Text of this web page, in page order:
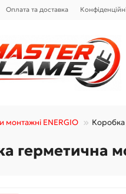
Оплата та доставка
монтажні ENERGIO
герметична